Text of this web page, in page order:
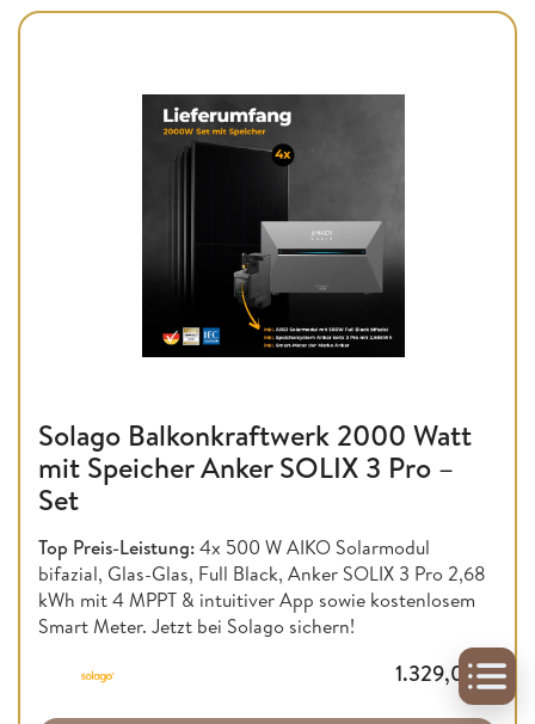
Solago Balkonkraftwerk 2000 Watt
mit Speicher Anker SOLIX 3 Pro –
Set
Top Preis-Leistung:4x 500 W AIKO Solarmodul
bifazial, Glas-Glas, Full Black, Anker SOLIX 3 Pro 2,68
kWh mit 4 MPPT & intuitiver App sowie kostenlosem
Smart Meter. Jetzt bei Solago sichern!
1.329,00€